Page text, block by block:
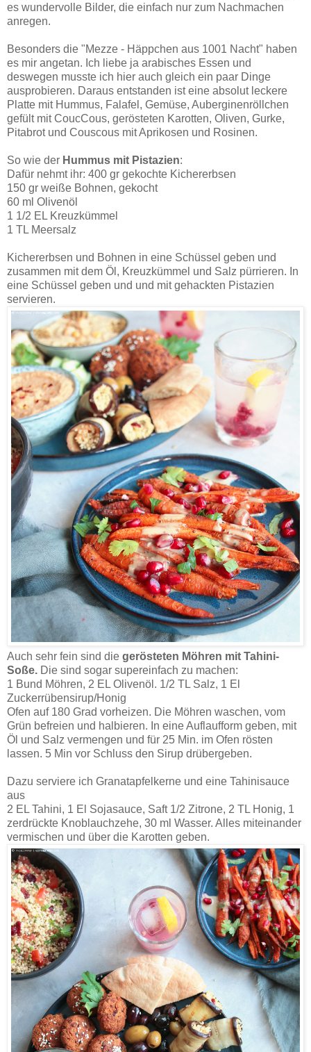
es wundervolle Bilder, die einfach nur zum Nachmachen
anregen.
Besonders die "Mezze - Häppchen aus 1001 Nacht" haben
es mir angetan. Ich liebe ja arabisches Essen und
deswegen musste ich hier auch gleich ein paar Dinge
ausprobieren. Daraus entstanden ist eine absolut leckere
Platte mit Hummus, Falafel, Gemüse, Auberginenröllchen
gefült mit CoucCous, gerösteten Karotten, Oliven, Gurke,
Pitabrot und Couscous mit Aprikosen und Rosinen.
So wie der Hummus mit Pistazien:
Dafür nehmt ihr: 400 gr gekochte Kichererbsen
150 gr weiße Bohnen, gekocht
60 ml Olivenöl
1 1/2 EL Kreuzkümmel
1 TL Meersalz
Kichererbsen und Bohnen in eine Schüssel geben und
zusammen mit dem Öl, Kreuzkümmel und Salz pürrieren. In
eine Schüssel geben und und mit gehackten Pistazien
servieren.
Auch sehr fein sind die gerösteten Möhren mit Tahini-
Soße. Die sind sogar supereinfach zu machen:
1 Bund Möhren, 2 EL Olivenöl. 1/2 TL Salz, 1 El
Zuckerrübensirup/Honig
Ofen auf 180 Grad vorheizen. Die Möhren waschen, vom
Grün befreien und halbieren. In eine Auflaufform geben, mit
Öl und Salz vermengen und für 25 Min. im Ofen rösten
lassen. 5 Min vor Schluss den Sirup drübergeben.
Dazu serviere ich Granatapfelkerne und eine Tahinisauce
aus
2 EL Tahini, 1 El Sojasauce, Saft 1/2 Zitrone, 2 TL Honig, 1
zerdrückte Knoblauchzehe, 30 ml Wasser. Alles miteinander
vermischen und über die Karotten geben.